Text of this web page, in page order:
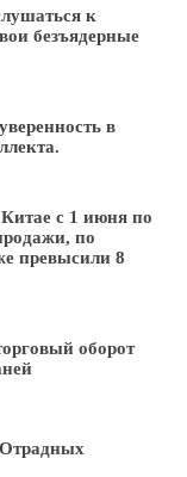
к
безъядерные
в
с 1 июня по
по
превысили 8
оборот